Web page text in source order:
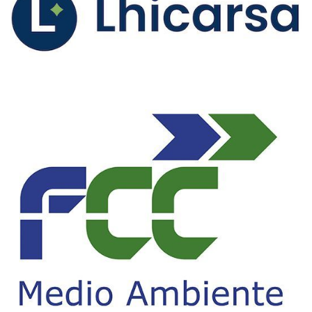
temporada 2026/2027 será de cambios en el
fútbol sala español con una renovación de las
competiciones tras la aprobación en la
Asamblea General de la RFEF de los nuevos
formatos que dan lugar a la novedosa Liga
Prime Futsal y la unificación de las
competiciones coperas bajo el nombre Copa de
España S.M. El Rey, resultando también en
cambios en el proceso de clasificación a la
Supercopa. De esta forma se introducirán
diferentes novedades con las que se espera
revolucionar el futsal nacional y que
explicamos a continuación: Liga Prime Futsal:
Por un lado, los principales cambios se dan en